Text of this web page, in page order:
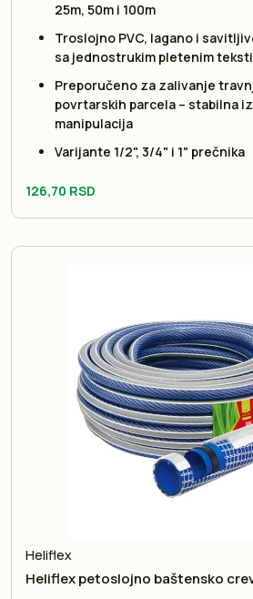
25m, 50m i 100m
Troslojno PVC, lagano i
sa jednostrukim pletenim
Preporučeno za zalivanje
povrtarskih parcela – stabilna
manipulacija
Varijante 1/2", 3/4" i 1" prečnika
126,70 RSD
Heliflex
Heliflex petoslojno baštensko